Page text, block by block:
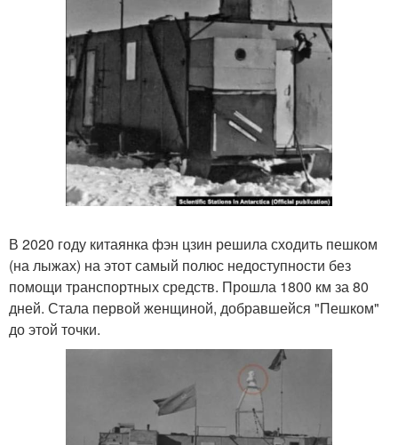
В 2020 году китаянка фэн цзин решила сходить пешком
(на лыжах) на этот самый полюс недоступности без
помощи транспортных средств. Прошла 1800 км за 80
дней. Стала первой женщиной, добравшейся "Пешком"
до этой точки.